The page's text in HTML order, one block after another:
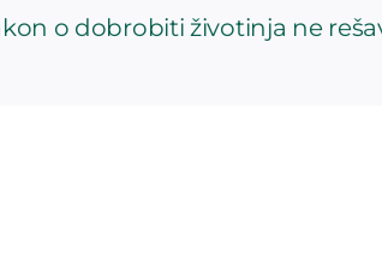
o dobrobiti životinja ne